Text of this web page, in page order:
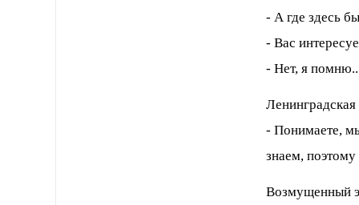
- А где здесь
- Вас
- Нет, я
- Понимаете,
знаем,
Возмущенный